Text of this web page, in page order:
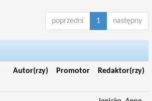
poprzedni 1 następny
Autor(rzy) Promotor Redaktor(rzy)